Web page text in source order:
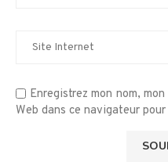
Enregistrez mon nom,
Web dans ce navigateur